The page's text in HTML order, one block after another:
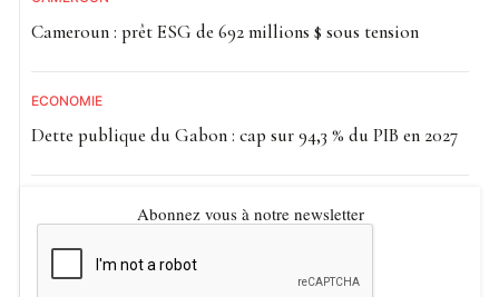
Cameroun : prêt ESG de 692 millions $ sous tension
ECONOMIE
Dette publique du Gabon : cap sur 94,3 % du PIB en 2027
Abonnez vous à notre newsletter